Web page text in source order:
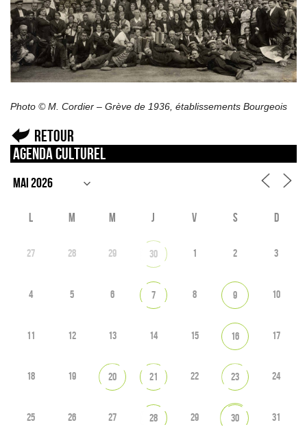
Photo © M. Cordier – Grève de 1936, établissements Bourgeois
Retour
Agenda culturel
L M M J V S D
27 28 29 30 1 2 3
4 5 6 7 8 9 10
11 12 13 14 15 16 17
18 19 20 21 22 23 24
25 26 27 28 29 30 31